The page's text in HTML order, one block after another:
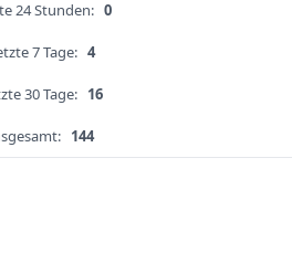
24 Stunden: 0
7 Tage: 4
30 Tage: 16
144